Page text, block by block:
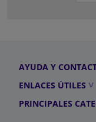
AYUDA Y
ENLACES ÚTILES
PRINCIPALES